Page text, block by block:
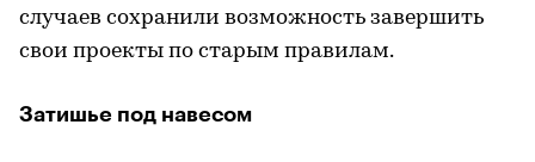
случаев сохранили возможность завершить
свои проекты по старым правилам.
Затишье под навесом